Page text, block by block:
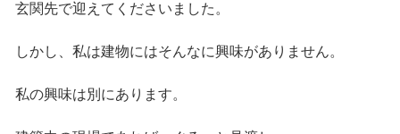
玄関先で迎えてくださいました。
しかし、私は建物にはそんなに興味がありません。
私の興味は別にあります。